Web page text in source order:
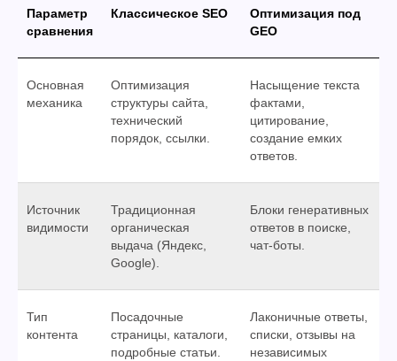
Параметр
сравнения
Классическое SEO
Оптимизация под
GEO
Основная
механика
Оптимизация
структуры сайта,
технический
порядок, ссылки.
Насыщение текста
фактами,
цитирование,
создание емких
ответов.
Источник
видимости
Традиционная
органическая
выдача (Яндекс,
Google).
Блоки генеративных
ответов в поиске,
чат-боты.
Тип
контента
Посадочные
страницы, каталоги,
подробные статьи.
Лаконичные ответы,
списки, отзывы на
независимых